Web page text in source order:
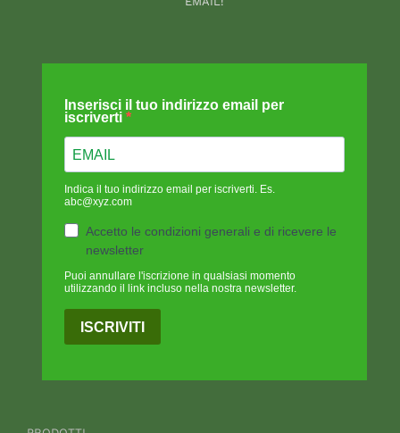
Inserisci il tuo indirizzo email per
iscriverti
Indica il tuo indirizzo email per iscriverti. Es.
abc@xyz.com
Accetto le condizioni generali e di ricevere le
newsletter
Puoi annullare l'iscrizione in qualsiasi momento
utilizzando il link incluso nella nostra newsletter.
ISCRIVITI